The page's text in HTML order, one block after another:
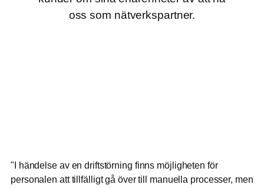
oss som nätverkspartner.
"I händelse av en driftstörning finns möjligheten för
personalen att tillfälligt gå över till manuella processer, men